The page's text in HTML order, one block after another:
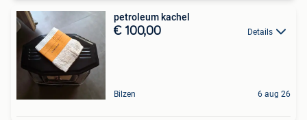
petroleum kachel
€ 100,00 Details
Bilzen 6 aug 26